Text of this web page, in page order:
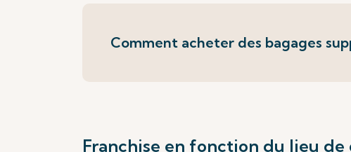
Comment acheter des bagages
Franchise en fonction du lieu